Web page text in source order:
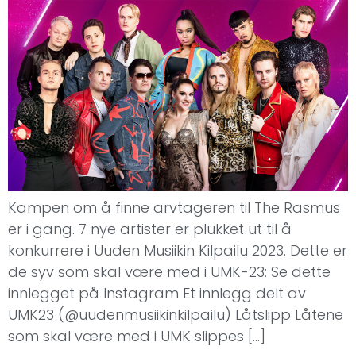
Kampen om å finne arvtageren til The Rasmus
er i gang. 7 nye artister er plukket ut til å
konkurrere i Uuden Musiikin Kilpailu 2023. Dette er
de syv som skal være med i UMK-23: Se dette
innlegget på Instagram Et innlegg delt av
UMK23 (@uudenmusiikinkilpailu) Låtslipp Låtene
som skal være med i UMK slippes […]